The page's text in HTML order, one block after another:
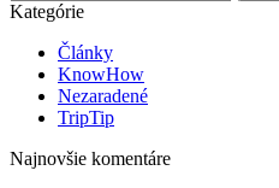
Kategórie
Články
KnowHow
Nezaradené
TripTip
Najnovšie komentáre